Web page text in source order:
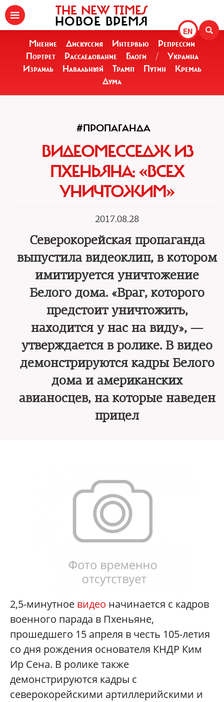
EN
THE NEW TIMES
НОВОЕ ВРЕМЯ
Мнение Дискуссия Интервью
Репрессии
Портрет
Расследование Блоги /
Украина
Израиль
Навальный Трамп Путин
Кремль
Дума
#ПРОПАГАНДА
ВИДЕОМЕССЕДЖ ИЗ
ПХЕНЬЯНА: «ВСЕХ
УНИЧТОЖИМ»
2017.08.28
Северокорейская пропаганда
выпустила видеоклип, в котором
имитируется уничтожение
Белого дома. «Враг, которого
предстоит уничтожить,
находится у нас на виду», —
утверждается в ролике. В видео
демонстрируются кадры Белого
дома и американских
авианосцев, на которые наведен
прицел
2,5-минутное видео начинается с кадров
военного парада в Пхеньяне,
прошедшего 15 апреля в честь 105-летия
со дня рождения основателя КНДР Ким
Ир Сена. В ролике также
демонстрируются кадры с
северокорейскими артиллерийскими и